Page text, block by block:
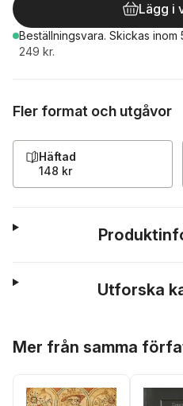
Lägg i
Beställningsvara. Skickas inom
249 kr.
Fler format och utgåvor
Häftad
148 kr
Utforska
Mer från samma